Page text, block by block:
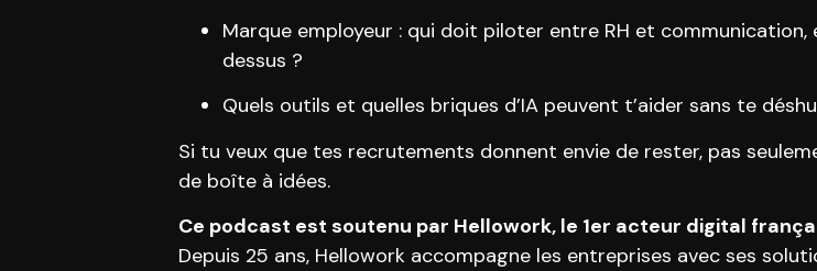
Marque employeur : qui doit piloter entre RH et
dessus ?
Quels outils et quelles briques d’IA peuvent t’aider sans te
Si tu veux que tes recrutements donnent envie de rester, pas
de boîte à idées.
Ce podcast est soutenu par Hellowork, le 1er acteur digital
Depuis 25 ans, Hellowork accompagne les entreprises avec ses